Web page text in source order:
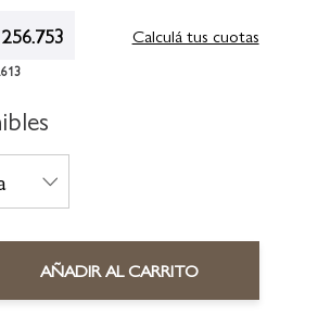
Calculá tus cuotas
AÑADIR AL CARRITO